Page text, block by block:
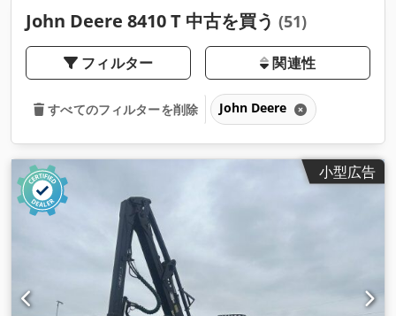
John Deere 8410 T 中古を買う (51)
フィルター 関連性
すべてのフィルターを削除 John Deere
小型広告